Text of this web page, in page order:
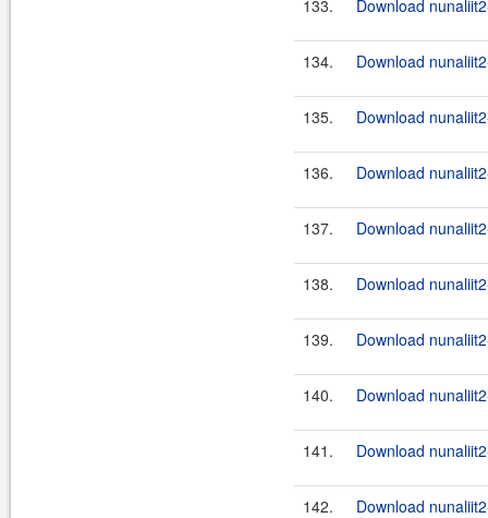
133. Download
134. Download
135. Download
136. Download
137. Download
138. Download
139. Download
140. Download
141. Download
142. Download